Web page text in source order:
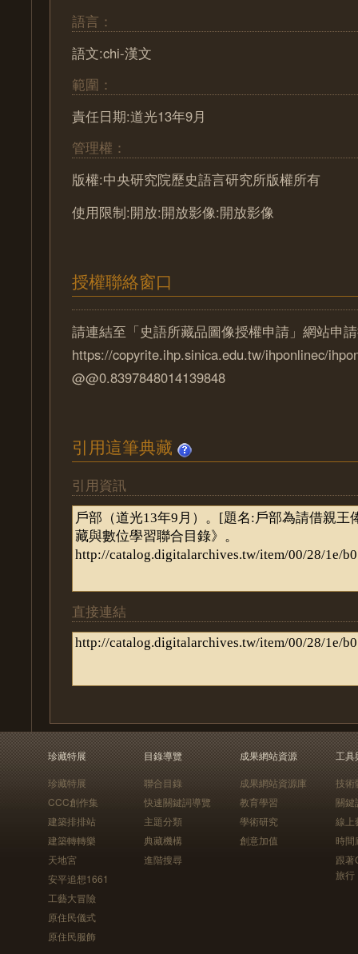
語言：
語文:chi-漢文
範圍：
責任日期:道光13年9月
管理權：
版權:中央研究院歷史語言研究所版權所有
使用限制:開放:開放影像:開放影像
授權聯絡窗口
請連結至「史語所藏品圖像授權申請」網站申
https://copyrite.ihp.sinica.edu.tw/ihponlinec/
@@0.8397848014139848
引用這筆典藏
引用資訊
直接連結
珍藏特展
珍藏特展
CCC創作集
建築排排站
建築轉轉樂
天地宮
安平追想1661
工藝大冒險
原住民儀式
原住民服飾
目錄導覽
聯合目錄
快速關鍵詞導覽
主題分類
典藏機構
進階搜尋
成果網站資源
成果網站資源庫
教育學習
學術研究
創意加值
工具
技術
關鍵
線上
時間
跟
旅行